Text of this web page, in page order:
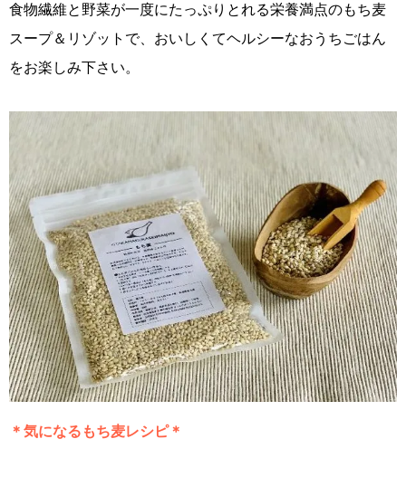
食物繊維と野菜が一度にたっぷりとれる栄養満点のもち麦
スープ＆リゾットで、おいしくてヘルシーなおうちごはん
をお楽しみ下さい。
＊気になるもち麦レシピ＊